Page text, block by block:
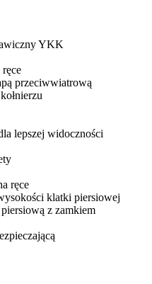
YKK
przeciwwiatrową
lepszej widoczności
ręce
klatki piersiowej
z zamkiem